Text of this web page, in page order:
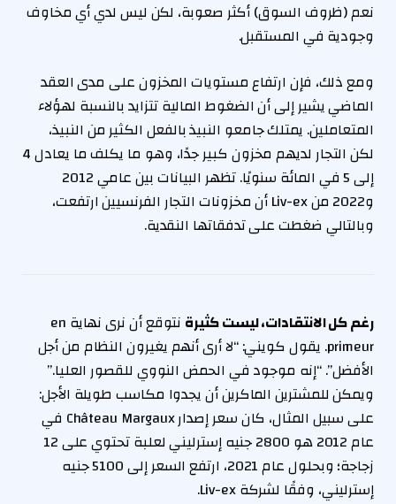
نعم (ظروف السوق) أكثر صعوبة، لكن ليس لدي أي مخاوف
وجودية في المستقبل.
ومع ذلك، فإن ارتفاع مستويات المخزون على مدى العقد
الماضي يشير إلى أن الضغوط المالية تتزايد بالنسبة لهؤلاء
المتعاملين. يمتلك جامعو النبيذ بالفعل الكثير من النبيذ،
لكن التجار لديهم مخزون كبير جدًا، وهو ما يكلف ما يعادل 4
إلى 5 في المائة سنويًا. تظهر البيانات بين عامي 2012
و2022 من Liv-ex أن مخزونات التجار الفرنسيين ارتفعت،
وبالتالي ضغطت على تدفقاتها النقدية.
رغم كل الانتقادات، ليست كثيرة
نتوقع أن نرى نهاية en
primeur. يقول كويني: “لا أرى أنهم يغيرون النظام من أجل
الأفضل”. “إنه موجود في الحمض النووي للقصور العليا.”
ويمكن للمشترين الماكرين أن يجدوا مكاسب طويلة الأجل:
على سبيل المثال، كان سعر إصدار Château Margaux في
عام 2012 هو 2800 جنيه إسترليني لعلبة تحتوي على 12
زجاجة؛ وبحلول عام 2021، ارتفع السعر إلى 5100 جنيه
إسترليني، وفقًا لشركة Liv-ex.